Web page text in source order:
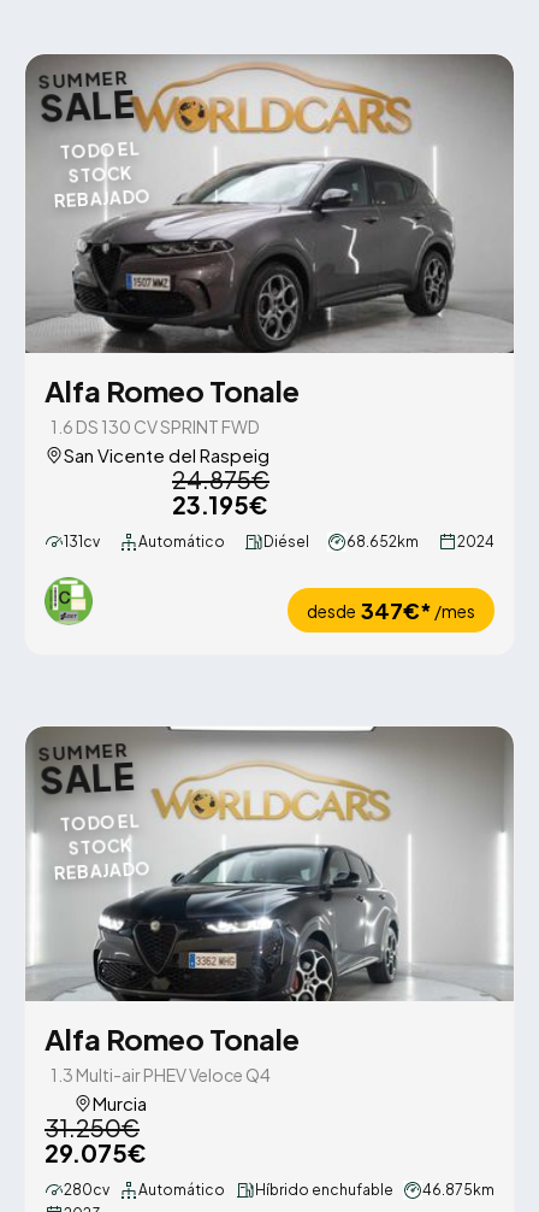
SUMMER
SALE
TODO EL
STOCK
REBAJADO
Alfa Romeo Tonale
1.6 DS 130 CV SPRINT FWD
San Vicente del Raspeig
24.875€
23.195€
131cv Automático Diésel 68.652km 2024
desde 347€* /mes
SUMMER
SALE
TODO EL
STOCK
REBAJADO
Alfa Romeo Tonale
1.3 Multi-air PHEV Veloce Q4
Murcia
31.250€
29.075€
280cv Automático Híbrido enchufable
46.875km